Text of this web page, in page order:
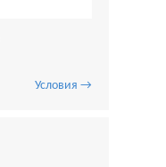
Условия →